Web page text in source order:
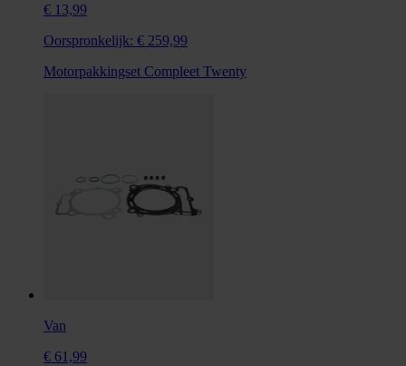
€ 13,99
Oorspronkelijk: € 259,99
Motorpakkingset Compleet Twenty
Van
€ 61,99